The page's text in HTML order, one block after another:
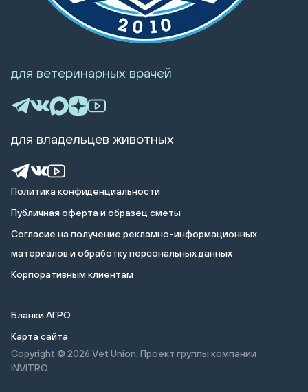
Политика конфиденциальности
Публичная оферта и образец сметы
Cогласие на получение рекламно-информационных
материалов и обработку персональных данных
Корпоративным клиентам
Бланки АГРО
Карта сайта
Copyright © 2026 Vet Union. Проект группы компании
INVITRO.
для ветеринарных врачей
для владельцев животных